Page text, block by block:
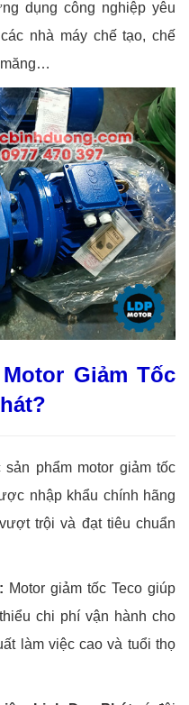
dụng công nghiệp yêu
nhà máy chế tạo, chế
măng…
Giảm Tốc
sản phẩm motor giảm tốc
nhập khẩu chính hãng
trội và đạt tiêu chuẩn
Motor giảm tốc Teco giúp
chi phí vận hành cho
làm việc cao và tuổi thọ